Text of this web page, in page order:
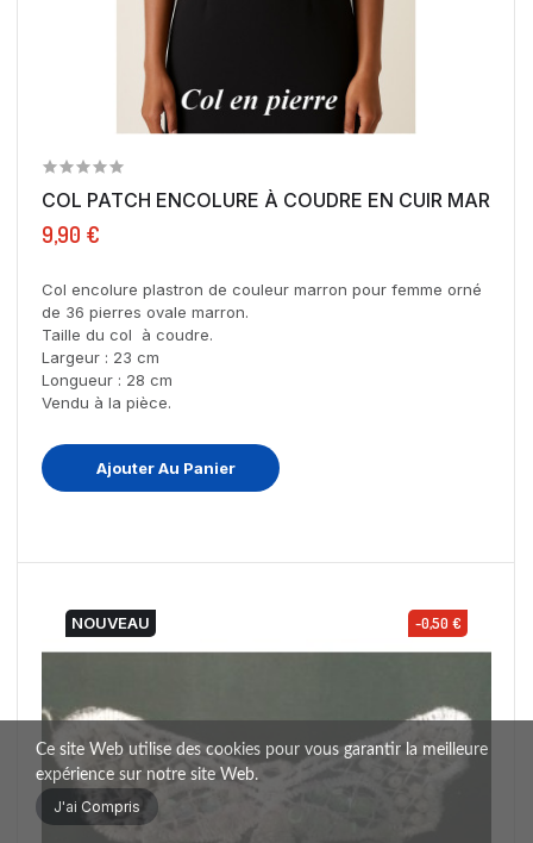
COL PATCH ENCOLURE À COUDRE EN CUIR
9,90 €
Col encolure plastron de couleur marron pour femme orné
de 36 pierres ovale marron.
Taille du col à coudre.
Largeur : 23 cm
Longueur : 28 cm
Vendu à la pièce.
Ajouter Au Panier
NOUVEAU -0,50 €
Ce site Web utilise des cookies pour vous garantir la meilleure
expérience sur notre site Web.
J'ai Compris